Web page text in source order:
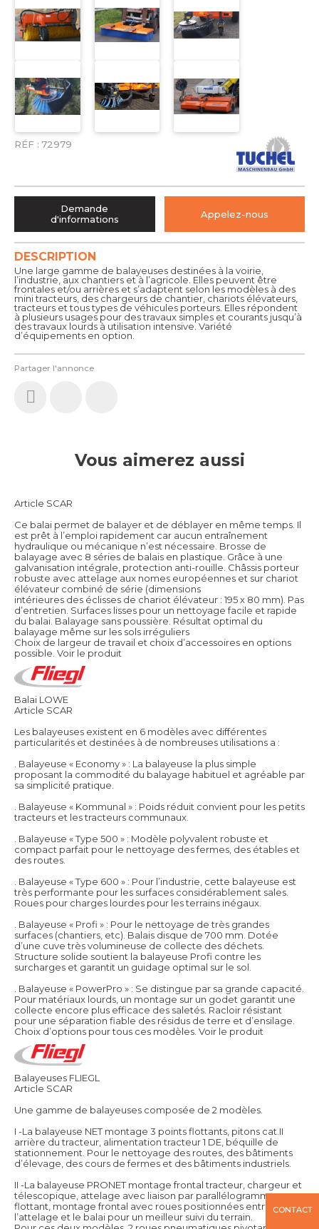
RÉF : 72979
Partager l'annonce
DESCRIPTION
Une large gamme de balayeuses destinées à la voirie,
l’industrie, aux chantiers et à l’agricole. Elles peuvent être
frontales et/ou arrières et s’adaptent selon les modèles à des
mini tracteurs, des chargeurs de chantier, chariots élévateurs,
tracteurs et tous types de véhicules porteurs. Elles répondent
à plusieurs usages pour des travaux simples et courants jusqu’à
des travaux lourds à utilisation intensive. Variété
d’équipements en option.
Demande
d'informations
Appelez-nous
Vous aimerez aussi
Article SCAR
Ce balai permet de balayer et de déblayer en même temps. Il
est prêt à l’emploi rapidement car aucun entraînement
hydraulique ou mécanique n’est nécessaire. Brosse de
balayage avec 8 séries de balais en plastique. Grâce à une
galvanisation intégrale, protection anti-rouille. Châssis porteur
robuste avec attelage aux nomes européennes et sur chariot
élévateur combiné de série (dimensions
intérieures des éclisses de chariot élévateur : 195 x 80 mm). Pas
d’entretien. Surfaces lisses pour un nettoyage facile et rapide
du balai. Balayage sans poussière. Résultat optimal du
balayage même sur les sols irréguliers
Choix de largeur de travail et choix d’accessoires en options
possible. Voir le produit
Balai LOWE
Article SCAR
Les balayeuses existent en 6 modèles avec différentes
particularités et destinées à de nombreuses utilisations a :
. Balayeuse « Economy » : La balayeuse la plus simple
proposant la commodité du balayage habituel et agréable par
sa simplicité pratique.
. Balayeuse « Kommunal » : Poids réduit convient pour les petits
tracteurs et les tracteurs communaux.
. Balayeuse « Type 500 » : Modèle polyvalent robuste et
compact parfait pour le nettoyage des fermes, des étables et
des routes.
. Balayeuse « Type 600 » : Pour l’industrie, cette balayeuse est
très performante pour les surfaces considérablement sales.
Roues pour charges lourdes pour les terrains inégaux.
. Balayeuse « Profi » : Pour le nettoyage de très grandes
surfaces (chantiers, etc). Balais disque de 700 mm. Dotée
d’une cuve très volumineuse de collecte des déchets.
Structure solide soutient la balayeuse Profi contre les
surcharges et garantit un guidage optimal sur le sol.
. Balayeuse « PowerPro » : Se distingue par sa grande capacité.
Pour matériaux lourds, un montage sur un godet garantit une
collecte encore plus efficace des saletés. Racloir résistant
pour une séparation fiable des résidus de terre et d’ensilage.
Choix d’options pour tous ces modèles. Voir le produit
Balayeuses FLIEGL
Article SCAR
Une gamme de balayeuses composée de 2 modèles.
I -La balayeuse NET montage 3 points flottants, pitons cat.II
arrière du tracteur, alimentation tracteur 1 DE, béquille de
stationnement. Pour le nettoyage des routes, des bâtiments
d’élevage, des cours de fermes et des bâtiments industriels.
II -La balayeuse PRONET montage frontal tracteur, chargeur et
télescopique, attelage avec liaison par parallélogramme
flottant, montage frontal avec roues positionnées entre
l’attelage et le balai pour un meilleur suivi du terrain.
CONTACT